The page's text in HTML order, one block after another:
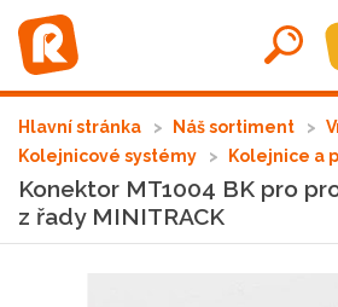
Hlavní stránka Náš sortiment
Kolejnicové systémy
Kolejnice a
Konektor MT1004 BK pro
z řady MINITRACK